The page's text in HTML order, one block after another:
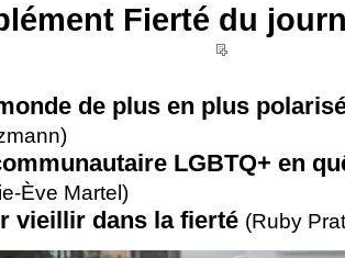
Fierté du
__
de plus en plus
LGBTQ+ en
Ève Martel)
vieillir dans la fierté (Ruby